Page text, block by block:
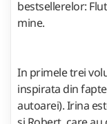
bestsellerelor:
mine.
In primele trei
inspirata din
autoarei). Irina